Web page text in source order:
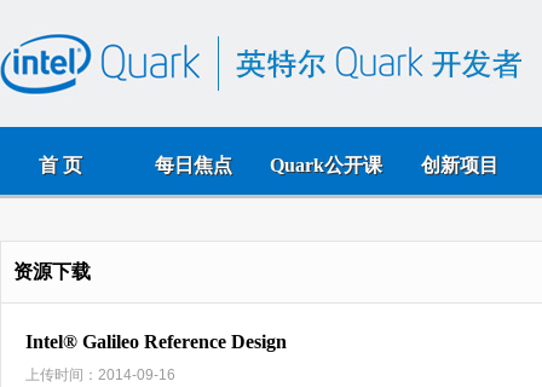
首 页 每日焦点 Quark公开课 创新项目
资源下载
Intel® Galileo Reference Design
上传时间：2014-09-16